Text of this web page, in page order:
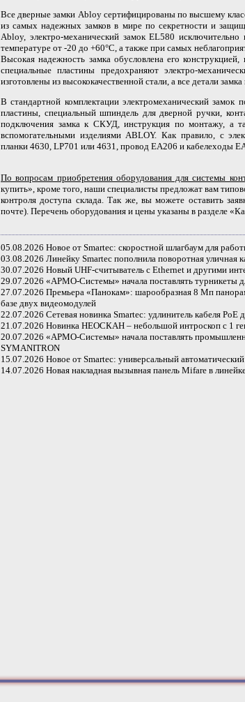
Все дверные замки Abloy сертифицированы по высшему
из самых надежных замков в мире по секретности и
Abloy, электро-механический замок EL580
температуре от -20 до +60°С, а также при самых
Высокая надежность замка обусловлена его
специальные пластины предохраняют электро-
изготовлены из высококачественной стали, а все детали
В стандартной комплектации электромеханический
пластины, специальный шпиндель для дверной ручки,
подключения замка к СКУД, инструкция по монтажу, а
вспомогательными изделиями ABLOY. Как правило, с
планки 4630, LP701 или 4631, провод EA206 и кабелеходы
По вопросам приобретения оборудования для системы
купить», кроме того, наши специалисты предложат вам
контроля доступа склада. Так же, вы можете оставить
почте). Перечень оборудования и цены указаны в разделе
05.08.2026 Новое от Smartec: скоростной шлагбаум для
03.08.2026 Линейку Smartec пополнила поворотная уличная
30.07.2026 Новый UHF-считыватель с Ethernet и другими
29.07.2026 «АРМО-Системы» начала поставлять турникеты
27.07.2026 Премьера «Панокам»: шарообразная 8 Мп
базе двух видеомодулей
22.07.2026 Сетевая новинка Smartec: удлинитель кабеля
21.07.2026 Новинка НЕОСКАН – небольшой интроскоп с 1
20.07.2026 «АРМО-Системы» начала поставлять
SYMANITRON
15.07.2026 Новое от Smartec: универсальный
14.07.2026 Новая накладная вызывная панель Mifare в